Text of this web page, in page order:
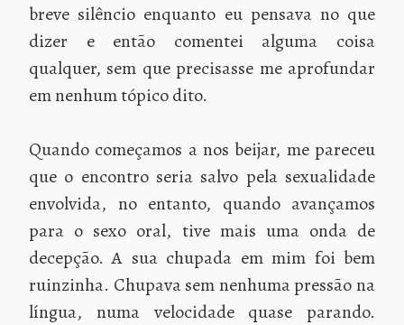
breve silêncio enquanto eu pensava no que
dizer e então comentei alguma coisa
qualquer, sem que precisasse me aprofundar
em nenhum tópico dito.
Quando começamos a nos beijar, me pareceu
que o encontro seria salvo pela sexualidade
envolvida, no entanto, quando avançamos
para o sexo oral, tive mais uma onda de
decepção. A sua chupada em mim foi bem
ruinzinha. Chupava sem nenhuma pressão na
língua, numa velocidade quase parando.